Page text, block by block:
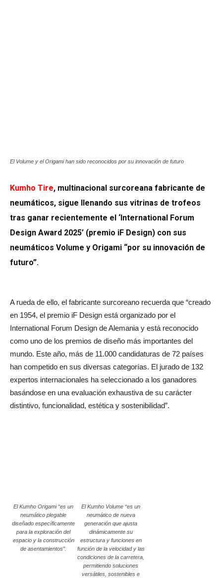
El Volume y el Origami han sido reconocidos por su innovación de futuro
Kumho Tire, multinacional surcoreana fabricante de
neumáticos, sigue llenando sus vitrinas de trofeos
tras ganar recientemente el ‘International Forum
Design Award 2025’ (premio iF Design) con sus
neumáticos Volume y Origami “por su innovación de
futuro”.
A rueda de ello, el fabricante surcoreano recuerda que “creado
en 1954, el premio iF Design está organizado por el
International Forum Design de Alemania y está reconocido
como uno de los premios de diseño más importantes del
mundo. Este año, más de 11.000 candidaturas de 72 países
han competido en sus diversas categorías. El jurado de 132
expertos internacionales ha seleccionado a los ganadores
basándose en una evaluación exhaustiva de su carácter
distintivo, funcionalidad, estética y sostenibilidad”.
El Kumho Origami “es un
neumático plegable
diseñado específicamente
para la exploración del
espacio y la construcción
de asentamientos”.
El Kumho Volume “es un
neumático de nueva
generación que ajusta
dinámicamente su
estructura y funciones en
función de la velocidad y las
condiciones de la carretera,
permitiendo soluciones
versátiles, sostenibles e